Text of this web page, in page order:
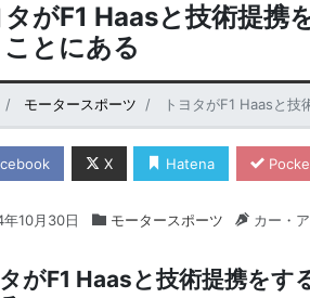
タがF1 Haasと技術提携
とにある
モータースポーツ トヨタがF1 Haasと
X Hatena
10月30日 モータースポーツ カー・
がF1 Haasと技術提携を